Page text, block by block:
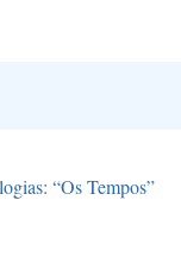
“Os Tempos”